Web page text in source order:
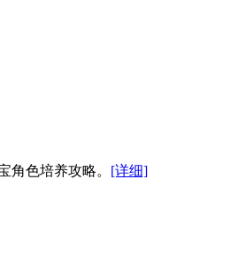
角色培养攻略。 [详细]